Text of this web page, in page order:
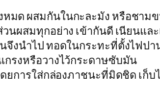
มด ผสมกันในกะละมัง หรือชา
ผสมทุกอย่าง เข้ากันดี เนียนและ
งนำไป ทอดในกระทะที่ตั้งไฟปา
รงหรือวางไว้กระดาษซับมัน
การใส่กล่องภาชนะที่มิดชิด เก็